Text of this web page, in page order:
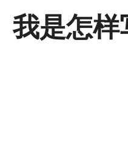
我是怎样